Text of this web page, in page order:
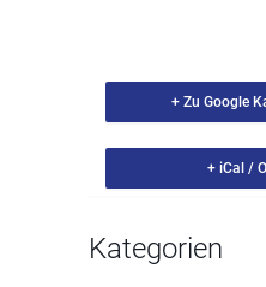
+ Zu Google
+ iCal /
Kategorien